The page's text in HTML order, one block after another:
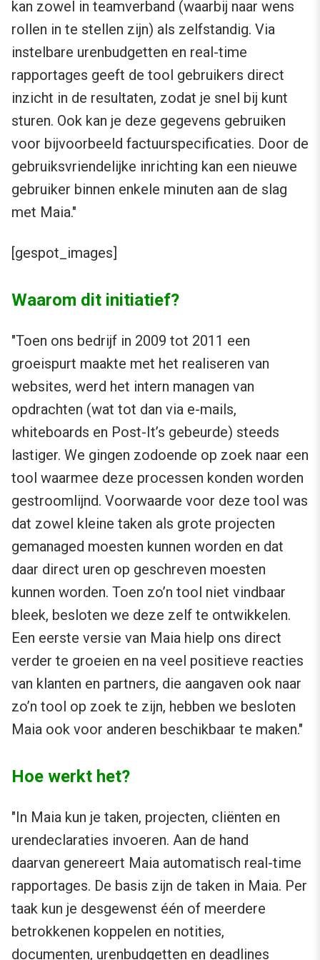
kan zowel in teamverband (waarbij naar wens
rollen in te stellen zijn) als zelfstandig. Via
instelbare urenbudgetten en real-time
rapportages geeft de tool gebruikers direct
inzicht in de resultaten, zodat je snel bij kunt
sturen. Ook kan je deze gegevens gebruiken
voor bijvoorbeeld factuurspecificaties. Door de
gebruiksvriendelijke inrichting kan een nieuwe
gebruiker binnen enkele minuten aan de slag
met Maia."
[gespot_images]
Waarom dit initiatief?
"Toen ons bedrijf in 2009 tot 2011 een
groeispurt maakte met het realiseren van
websites, werd het intern managen van
opdrachten (wat tot dan via e-mails,
whiteboards en Post-It’s gebeurde) steeds
lastiger. We gingen zodoende op zoek naar een
tool waarmee deze processen konden worden
gestroomlijnd. Voorwaarde voor deze tool was
dat zowel kleine taken als grote projecten
gemanaged moesten kunnen worden en dat
daar direct uren op geschreven moesten
kunnen worden. Toen zo’n tool niet vindbaar
bleek, besloten we deze zelf te ontwikkelen.
Een eerste versie van Maia hielp ons direct
verder te groeien en na veel positieve reacties
van klanten en partners, die aangaven ook naar
zo’n tool op zoek te zijn, hebben we besloten
Maia ook voor anderen beschikbaar te maken."
Hoe werkt het?
"In Maia kun je taken, projecten, cliënten en
urendeclaraties invoeren. Aan de hand
daarvan genereert Maia automatisch real-time
rapportages. De basis zijn de taken in Maia. Per
taak kun je desgewenst één of meerdere
betrokkenen koppelen en notities,
documenten, urenbudgetten en deadlines